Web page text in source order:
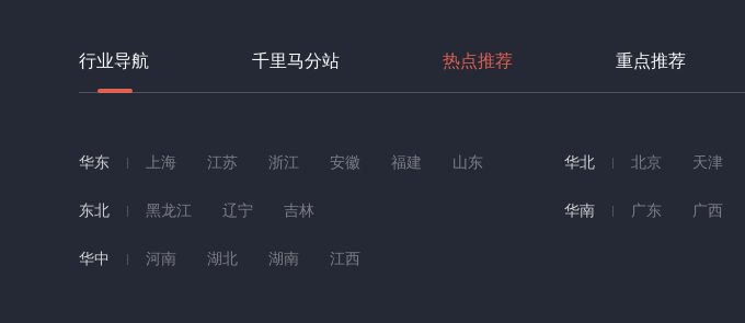
行业导航 千里马分站 热点推荐 重点推荐
华东 上海 江苏 浙江 安徽 福建 山东 华北 北京 天津
东北 黑龙江 辽宁 吉林 华南 广东 广西
华中 河南 湖北 湖南 江西